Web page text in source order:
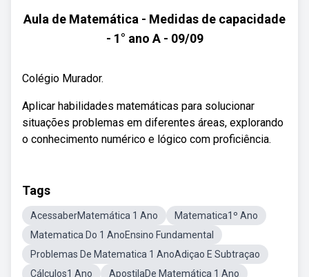
Aula de Matemática - Medidas de capacidade
- 1° ano A - 09/09
Colégio Murador.
Aplicar habilidades matemáticas para solucionar
situações problemas em diferentes áreas, explorando
o conhecimento numérico e lógico com proficiência.
Tags
AcessaberMatemática 1 Ano
Matematica1º Ano
Matematica Do 1 AnoEnsino Fundamental
Problemas De Matematica 1 AnoAdiçao E Subtraçao
Cálculos1 Ano
ApostilaDe Matemática 1 Ano